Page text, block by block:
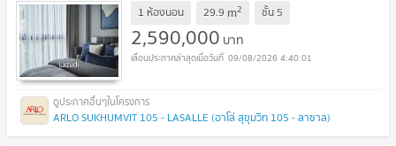
1 ห้องนอน 29.9 m2 ชั้น 5
2,590,000 บาท
09/08/2026 4:40:01
ARLO SUKHUMVIT 105 - LASALLE (อาโล่ สุขุมวิท 105 - ลาซาล)